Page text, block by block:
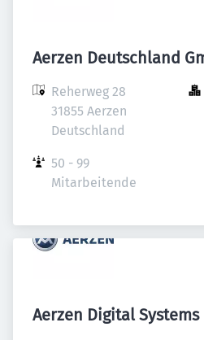
Aerzen Deutschland
Reherweg 28
31855 Aerzen
Deutschland
50 - 99
Mitarbeitende
Aerzen Digital Systems